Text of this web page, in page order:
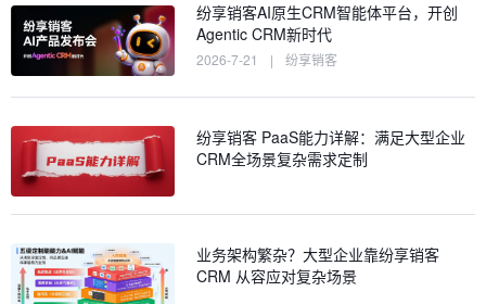
纷享销客AI原生CRM智能体平台，开创
Agentic CRM新时代
2026-7-21 | 纷享销客
纷享销客 PaaS能力详解：满足大型企业
CRM全场景复杂需求定制
业务架构繁杂？大型企业靠纷享销客
CRM 从容应对复杂场景